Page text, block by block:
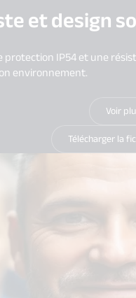
et design
IP54 et une
environnement.
Voir
Télécharger la